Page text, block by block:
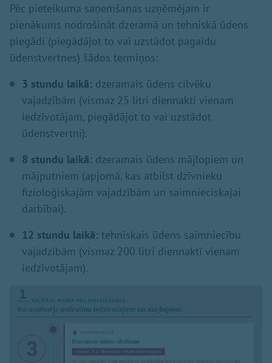
Pēc pieteikuma saņemšanas uzņēmējam ir
pienākums nodrošināt dzeramā un tehniskā ūdens
piegādi (piegādājot to vai uzstādot pagaidu
ūdenstvertnes) šādos termiņos:
3 stundu laikā: dzeramais ūdens cilvēku
vajadzībām (vismaz 25 litri diennaktī vienam
iedzīvotājam, piegādājot to vai uzstādot
ūdenstvertni).
8 stundu laikā: dzeramais ūdens mājlopiem un
mājputniem (apjomā, kas atbilst dzīvnieku
fizioloģiskajām vajadzībām un saimnieciskajai
darbībai).
12 stundu laikā: tehniskais ūdens saimniecību
vajadzībām (vismaz 200 litri diennaktī vienam
iedzīvotājam).